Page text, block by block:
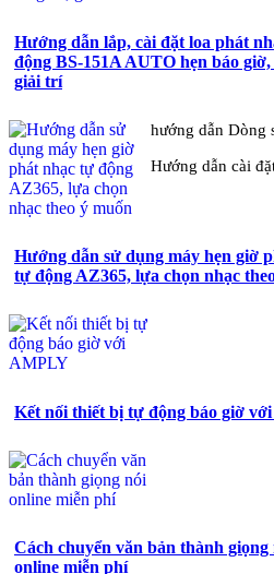
Hướng dẫn lắp, cài đặt loa phát
động BS-151A AUTO hẹn báo
giải trí
Hướng dẫn sử dụng máy hẹn giờ
tự động AZ365, lựa chọn nhạc
Kết nối thiết bị tự động báo giờ
Cách chuyển văn bản thành giọng
online miễn phí
hướng dẫn Dòng
Hướng dẫn cài